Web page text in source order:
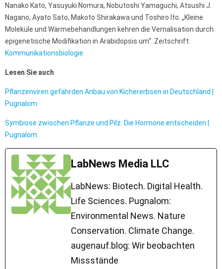
Nanako Kato, Yasuyuki Nomura, Nobutoshi Yamaguchi, Atsushi J.
Nagano, Ayato Sato, Makoto Shirakawa und Toshiro Ito. „Kleine
Moleküle und Wärmebehandlungen kehren die Vernalisation durch
epigenetische Modifikation in Arabidopsis um“. Zeitschrift:
Kommunikationsbiologie
Lesen Sie auch
Pflanzenviren gefährden Anbau von Kichererbsen in Deutschland |
Pugnalom
Symbiose zwischen Pflanze und Pilz: Die Hormone entscheiden |
Pugnalom
LabNews Media LLC
LabNews: Biotech. Digital Health.
Life Sciences. Pugnalom:
Environmental News. Nature
Conservation. Climate Change.
augenauf.blog: Wir beobachten
Missstände